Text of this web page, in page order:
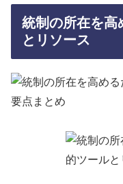
統制の所在を高
とリソース